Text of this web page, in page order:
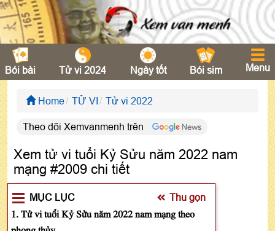
Bói bài Tử vi 2024 Ngày tốt Bói sim Menu
Home TỬ VI Tử vi 2022
Theo dõi Xemvanmenh trên
Xem tử vi tuổi Kỷ Sửu năm 2022 nam
mạng #2009 chi tiết
MỤC LỤC Thu gọn
1. Tử vi tuổi Kỷ Sửu năm 2022 nam mạng theo